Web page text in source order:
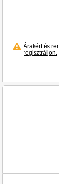
Árakért és
regisztráljon.